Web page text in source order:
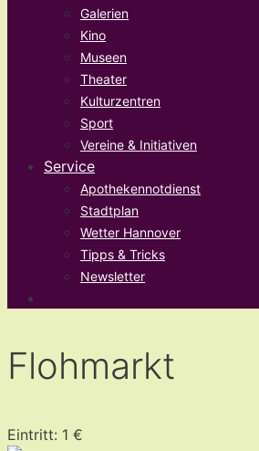
Galerien
Kino
Museen
Theater
Kulturzentren
Sport
Vereine & Initiativen
Service
Apothekennotdienst
Stadtplan
Wetter Hannover
Tipps & Tricks
Newsletter
Flohmarkt
Eintritt: 1 €